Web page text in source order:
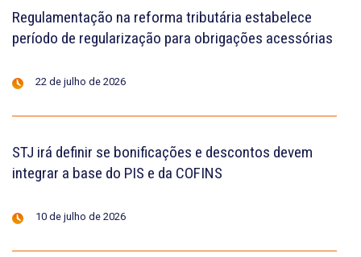
Regulamentação na reforma tributária estabelece
período de regularização para obrigações acessórias
22 de julho de 2026
STJ irá definir se bonificações e descontos devem
integrar a base do PIS e da COFINS
10 de julho de 2026